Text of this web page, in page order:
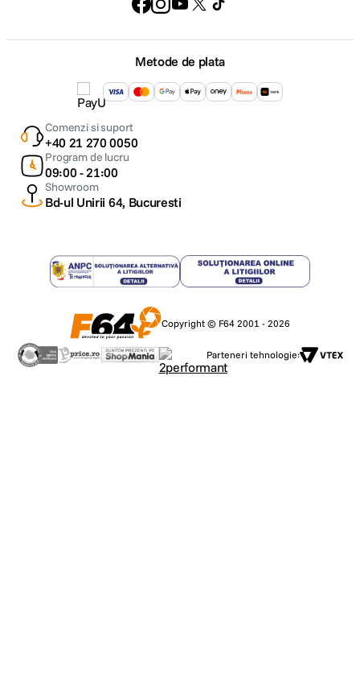
Metode de plata
Comenzi si suport
+40 21 270 0050
Program de lucru
09:00 - 21:00
Showroom
Bd-ul Unirii 64, Bucuresti
Copyright © F64 2001 - 2026
Parteneri tehnologie: